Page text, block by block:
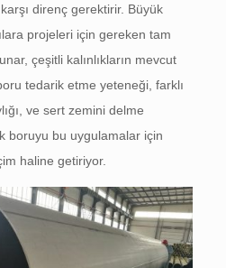
direnç gerektirir. Büyük
projeleri için gereken tam
çeşitli kalınlıkların mevcut
tedarik etme yeteneği, farklı
ve sert zemini delme
boruyu bu uygulamalar için
haline getiriyor.